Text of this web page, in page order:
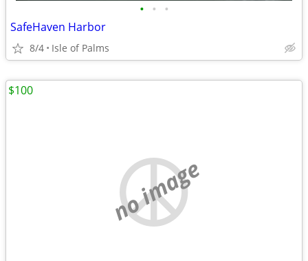
• • •
SafeHaven Harbor
8/4 Isle of Palms
no image
$100